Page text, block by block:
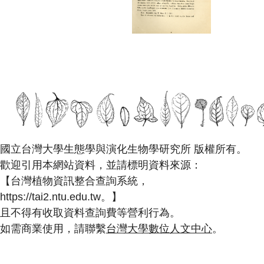
國立台灣大學生態學與演化生物學研究所 版權所有。
歡迎引用本網站資料，並請標明資料來源：
【台灣植物資訊整合查詢系統，
https://tai2.ntu.edu.tw。】
且不得有收取資料查詢費等營利行為。
如需商業使用，請聯繫台灣大學數位人文中心。